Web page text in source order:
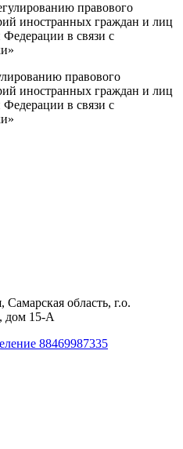
правового
иностранных граждан и лиц
Федерации в связи с
область, г.о.
дом 15-А
88469987335